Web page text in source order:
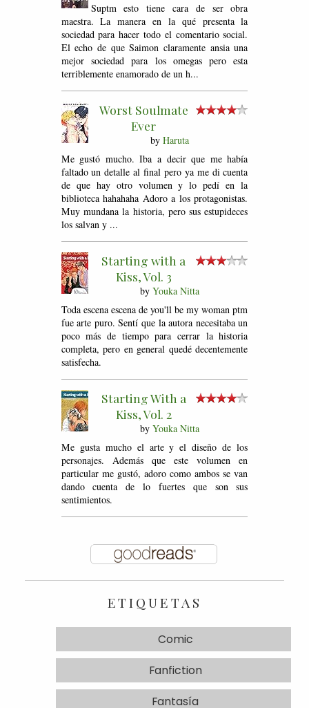
Suptm esto tiene cara de ser obra
maestra. La manera en la qué presenta la
sociedad para hacer todo el comentario social.
El echo de que Saimon claramente ansia una
mejor sociedad para los omegas pero esta
terriblemente enamorado de un h...
Worst Soulmate
Ever
by Haruta
Me gustó mucho. Iba a decir que me había
faltado un detalle al final pero ya me di cuenta
de que hay otro volumen y lo pedí en la
biblioteca hahahaha Adoro a los protagonistas.
Muy mundana la historia, pero sus estupideces
los salvan y ...
Starting with a
Kiss, Vol. 3
by Youka Nitta
Toda escena escena de you'll be my woman ptm
fue arte puro. Sentí que la autora necesitaba un
poco más de tiempo para cerrar la historia
completa, pero en general quedé decentemente
satisfecha.
Starting With a
Kiss, Vol. 2
by Youka Nitta
Me gusta mucho el arte y el diseño de los
personajes. Además que este volumen en
particular me gustó, adoro como ambos se van
dando cuenta de lo fuertes que son sus
sentimientos.
ETIQUETAS
Comic
Fanfiction
Fantasía